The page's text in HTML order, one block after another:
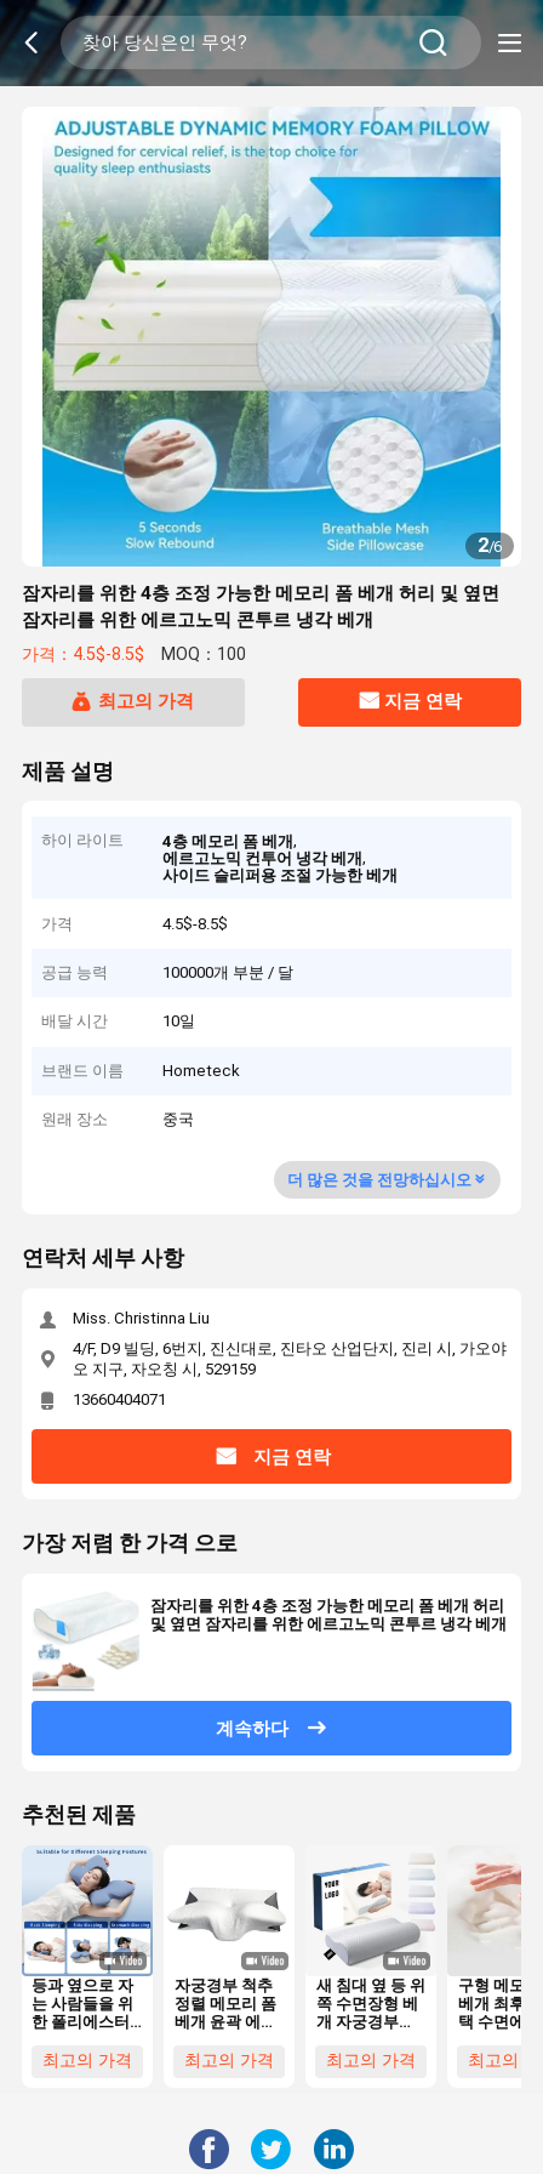
2/6
잠자리를 위한 4층 조정 가능한 메모리 폼 베개 허리 및 옆면
잠자리를 위한 에르고노믹 콘투르 냉각 베개
가격：4.5$-8.5$ MOQ：100
최고의 가격 지금 연락
제품 설명
하이 라이트 4층 메모리 폼 베개,
에르고노믹 컨투어 냉각 베개,
사이드 슬리퍼용 조절 가능한 베개
가격 4.5$-8.5$
공급 능력 100000개 부분 / 달
배달 시간 10일
브랜드 이름 Hometeck
원래 장소 중국
더 많은 것을 전망하십시오
연락처 세부 사항
Miss. Christinna Liu
4/F, D9 빌딩, 6번지, 진신대로, 진타오 산업단지, 진리 시, 가오야
오 지구, 자오칭 시, 529159
13660404071
지금 연락
가장 저렴 한 가격 으로
잠자리를 위한 4층 조정 가능한 메모리 폼 베개 허리
및 옆면 잠자리를 위한 에르고노믹 콘투르 냉각 베개
계속하다
추천된 제품
등과 옆으로 자
는 사람들을 위
한 폴리에스터
곽 메모리폼 베
최고의 가격
자궁경부 척추
정렬 메모리 폼
베개 윤곽 에르
양최고의 가격
새 침대 옆 등 위
쪽 수면장형 베
개 자궁경부
일 인체공학
최고의 가격
구형 메모리
베개 최후의
택 수면에
목과 머리
최고의